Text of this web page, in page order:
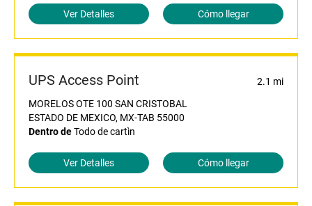
Ver Detalles Cómo llegar
UPS Access Point
2.1 mi
MORELOS OTE 100 SAN CRISTOBAL
ESTADO DE MEXICO, MX-TAB 55000
Dentro deTodo de cartìn
Ver Detalles Cómo llegar